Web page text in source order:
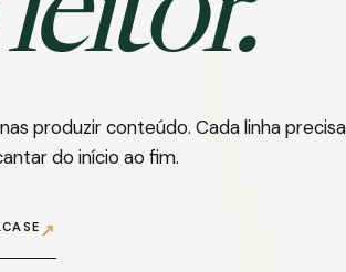
produzir conteúdo. Cada linha
do início ao fim.
↗